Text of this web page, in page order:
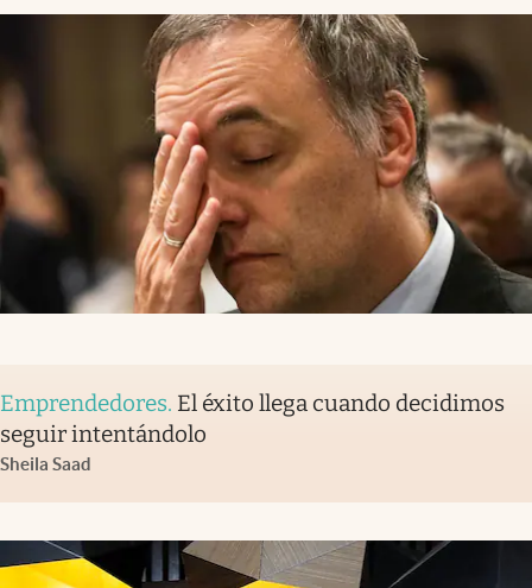
Emprendedores. El éxito llega cuando decidimos
seguir intentándolo
Sheila Saad